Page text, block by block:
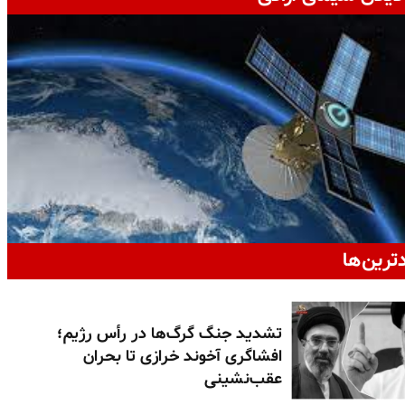
تشدید جنگ گرگ‌ها در رأس رژیم؛
افشاگری آخوند خرازی تا بحران
عقب‌نشینی